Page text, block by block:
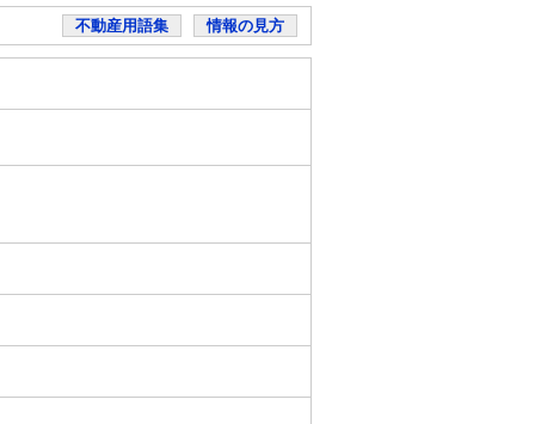
不動産用語集 情報の見方